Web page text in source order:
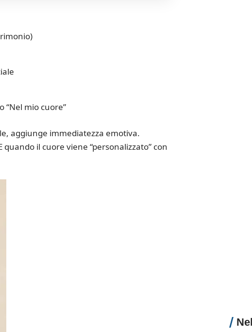
“Nel mio cuore”
aggiunge immediatezza emotiva.
il cuore viene “personalizzato” con